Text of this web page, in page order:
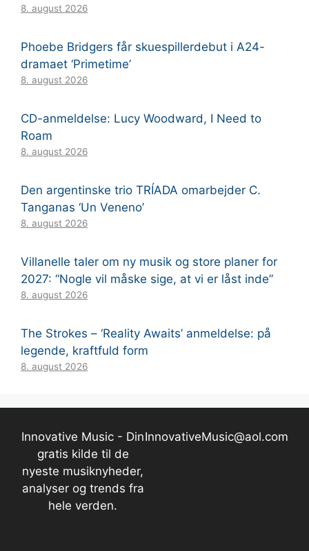
8. august 2026
Phoebe Bridgers får skuespillerdebut i A24-
dramaet ‘Primetime’
8. august 2026
CD-anmeldelse: Lucy Woodward, I Need to
Roam
8. august 2026
Den argentinske trio TRÍADA omarbejder C.
Tanganas ‘Un Veneno’
8. august 2026
Villanelle taler om ny musik og store planer for
2027: “Nogle vil måske sige, at vi er låst inde”
8. august 2026
The Strokes – ‘Reality Awaits’ anmeldelse: på
legende, kraftfuld form
8. august 2026
Innovative Music - Din
gratis kilde til de
nyeste musiknyheder,
analyser og trends fra
hele verden.
InnovativeMusic@aol.com